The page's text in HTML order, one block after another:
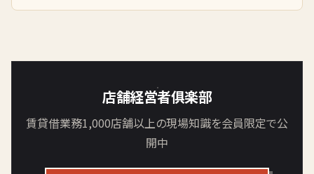
店舗経営者俱楽部
賃貸借業務1,000店舗以上の現場知識を会員限定で公
開中